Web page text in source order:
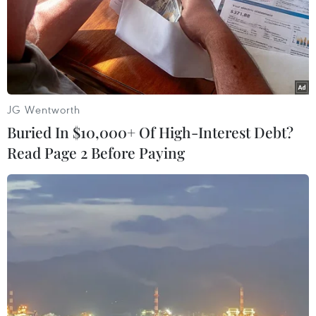
“Dưới góc nhìn mới lạ, tôi mong muốn tái hiện
hình ảnh, kiến trúc, lối sống, con người Việt lên
JG Wentworth
Buried In $10,000+ Of High-Interest Debt?
Read Page 2 Before Paying